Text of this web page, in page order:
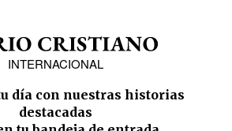
INTERNACIONAL
día con nuestras historias
destacadas